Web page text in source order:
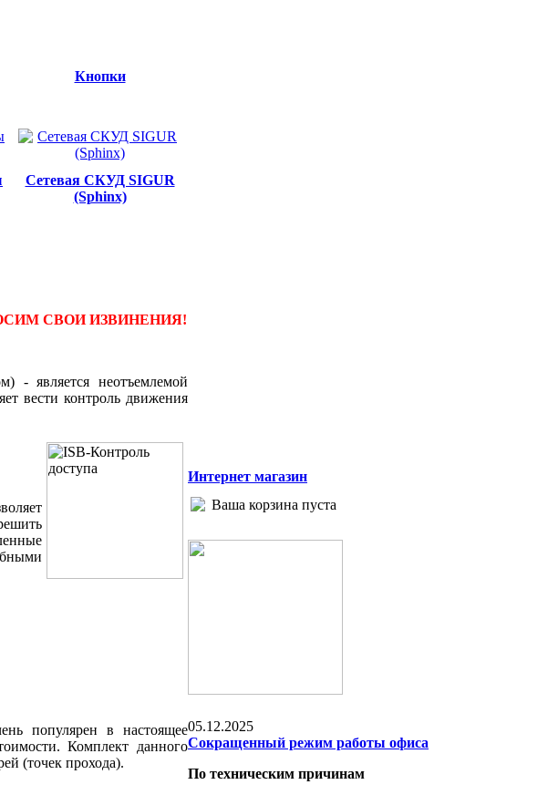
Кнопки
Сетевая СКУД SIGUR
(Sphinx)
СВОИ ИЗВИНЕНИЯ!
- является неотъемлемой
вести контроль движения
популярен в настоящее
Комплект данного
(точек прохода).
Интернет магазин
Ваша корзина пуста
05.12.2025
Сокращенный режим работы офиса
По техническим причинам